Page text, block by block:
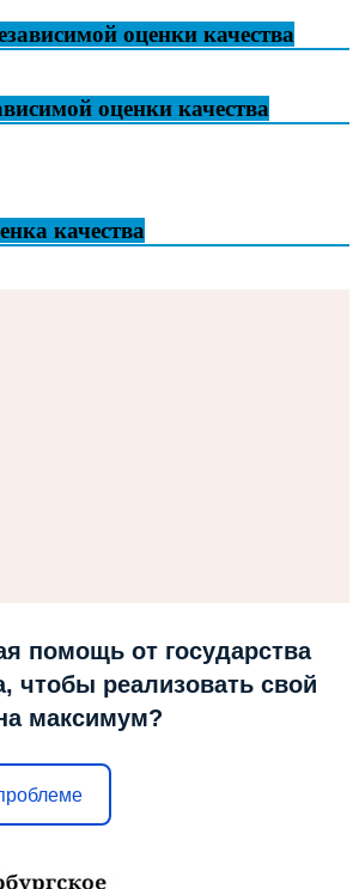
оценки качества
оценки качества
качества
помощь от государства
чтобы реализовать свой
максимум?